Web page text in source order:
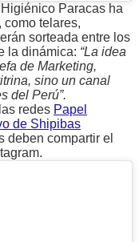
Paracas ha
telares,
sorteada entre los
la dinámica: “La idea
de Marketing,
sino un canal
del Perú”.
redes Papel
de Shipibas
deben compartir el